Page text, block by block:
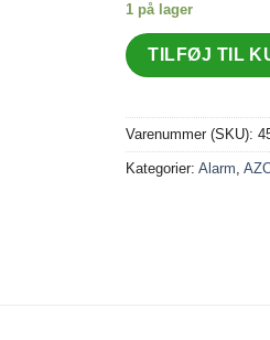
1 på lager
TILFØJ TIL
Varenummer (SKU):
Kategorier: Alarm,